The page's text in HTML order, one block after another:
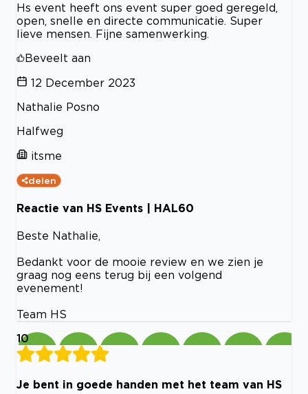
Hs event heeft ons event super goed geregeld,
open, snelle en directe communicatie. Super
lieve mensen. Fijne samenwerking.
Beveelt aan
12 December 2023
Nathalie Posno
Halfweg
itsme
delen
Reactie van HS Events | HAL60
Beste Nathalie,
Bedankt voor de mooie review en we zien je
graag nog eens terug bij een volgend
evenement!
Team HS
10
Je bent in goede handen met het team van HS